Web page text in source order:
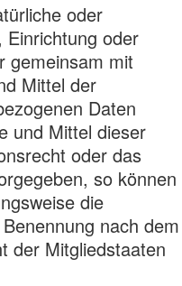
oder
Einrichtung oder
gemeinsam mit
Mittel der
Daten
und Mittel dieser
oder das
so können
die
nach dem
der Mitgliedstaaten